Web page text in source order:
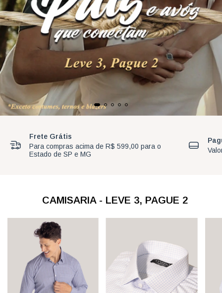
Frete Grátis
Para compras acima de R$ 599,00 para o
Estado de SP e MG
CAMISARIA - LEVE 3, PAGUE 2